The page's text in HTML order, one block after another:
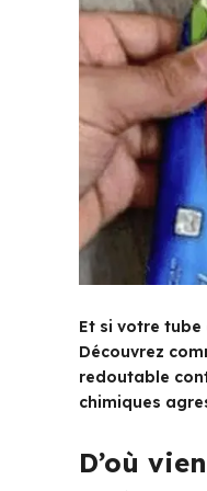
Et si votre
Découvrez
redoutable
chimiques
D’où